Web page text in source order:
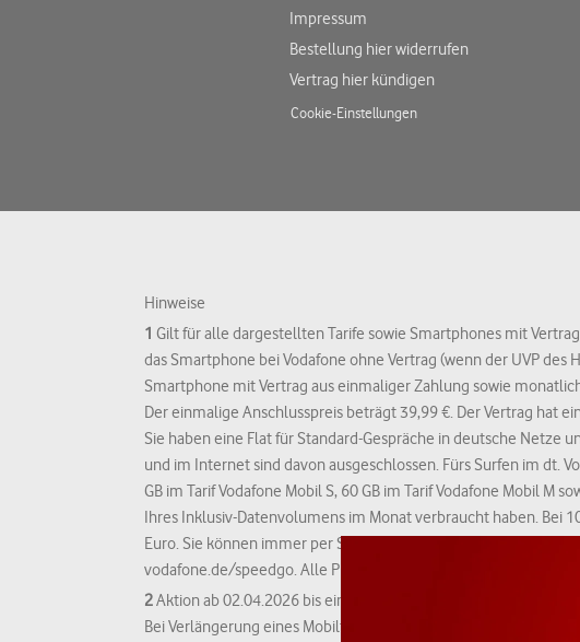
Impressum
Bestellung hier widerrufen
Vertrag hier kündigen
Cookie-Einstellungen
Hinweise
1 Gilt für alle dargestellten Tarife sowie Smartphones mit
das Smartphone bei Vodafone ohne Vertrag (wenn der UVP
Smartphone mit Vertrag aus einmaliger Zahlung sowie
Der einmalige Anschlusspreis beträgt 39,99 €. Der Vertrag hat
Sie haben eine Flat für Standard-Gespräche in deutsche Netze
und im Internet sind davon ausgeschlossen. Fürs Surfen im dt.
GB im Tarif Vodafone Mobil S, 60 GB im Tarif Vodafone Mobil M
Ihres Inklusiv-Datenvolumens im Monat verbraucht haben. Bei
Euro. Sie können immer per SMS ablehnen. Dann surfen Sie
vodafone.de/speedgo. Alle Preise inkl. MwSt. Fehler und
2Aktion ab 02.04.2026 bis einschließlich 31.08.2026, 16 Uhr:
Bei Verlängerung eines Mobilfunkvertrages im Tarif Vodafone